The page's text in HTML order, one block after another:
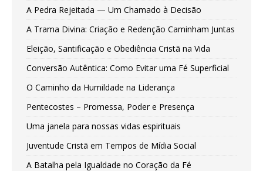
A Pedra Rejeitada — Um Chamado à Decisão
A Trama Divina: Criação e Redenção Caminham Juntas
Eleição, Santificação e Obediência Cristã na Vida
Conversão Autêntica: Como Evitar uma Fé Superficial
O Caminho da Humildade na Liderança
Pentecostes – Promessa, Poder e Presença
Uma janela para nossas vidas espirituais
Juventude Cristã em Tempos de Mídia Social
A Batalha pela Igualdade no Coração da Fé